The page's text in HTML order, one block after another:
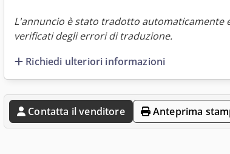
L'annuncio è stato tradotto automaticamente
verificati degli errori di traduzione.
Richiedi ulteriori informazioni
Contatta il venditore Anteprima